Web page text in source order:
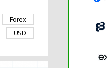
Forex
USD